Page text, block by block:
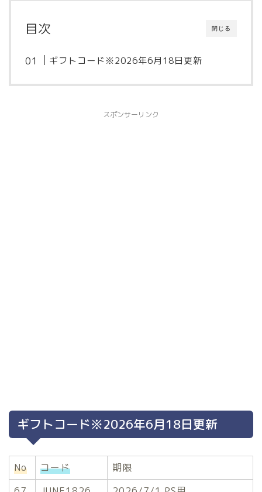
閉じる
目次
ギフトコード※2026年6月18日更新
スポンサーリンク
ギフトコード※2026年6月18日更新
No コード
期限